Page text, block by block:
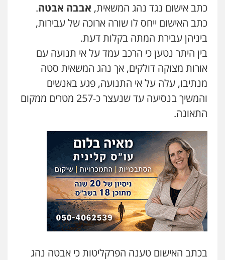
כתב אישום נגד נהג המשאית, אבבה אבטה.
כתב האישום ייחס לו שורה ארוכה של עבירות,
ביניהן עבירת המתה בקלות דעת.
בין היתר נטען כי הרכב עמד על אי תנועה עם
אורות מצוקה דולקים, אך נהג המשאית סטה
מנתיבו, עלה על אי התנועה, פגע באנשים
והמשיך בנסיעה עד שנעצר כ-257 מטרים ממקום
התאונה.
בכתב האישום טענה הפרקליטות כי אבטה נהג